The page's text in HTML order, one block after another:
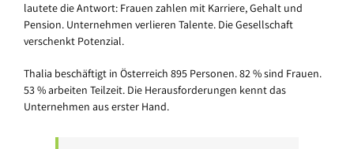
lautete die Antwort: Frauen zahlen mit Karriere, Gehalt und
Pension. Unternehmen verlieren Talente. Die Gesellschaft
verschenkt Potenzial.
Thalia beschäftigt in Österreich 895 Personen. 82 % sind Frauen.
53 % arbeiten Teilzeit. Die Herausforderungen kennt das
Unternehmen aus erster Hand.